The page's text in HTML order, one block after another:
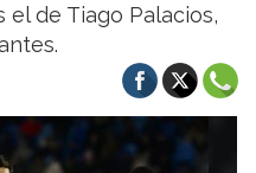
el de Tiago Palacios,